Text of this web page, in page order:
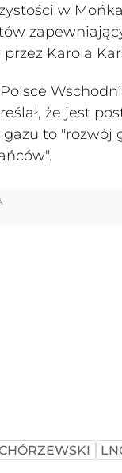
w
Karola
że jest
to "rozwój